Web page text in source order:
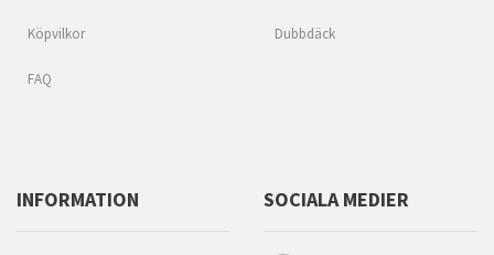
Köpvilkor
FAQ
Dubbdäck
INFORMATION SOCIALA MEDIER